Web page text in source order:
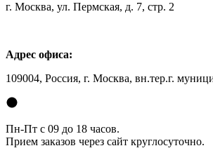
г. Москва, ул. Пермская, д. 7, стр. 2
Адрес офиса:
109004, Россия, г. Москва, вн.тер.г.
Пн-Пт с 09 до 18 часов.
Прием заказов через сайт круглосуточно.